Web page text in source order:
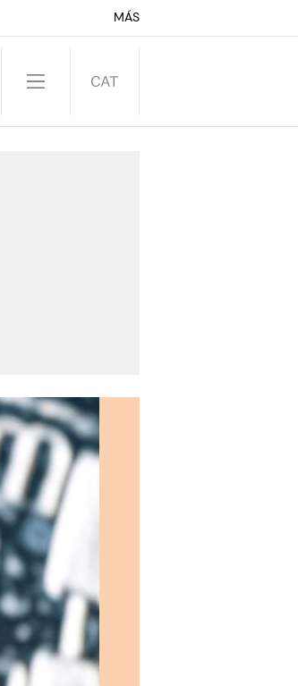
MÁS